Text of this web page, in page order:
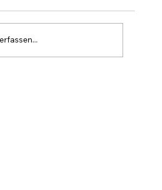
Ziel. Bei 1 Mio. USD
eine Marktkapitalisierung von